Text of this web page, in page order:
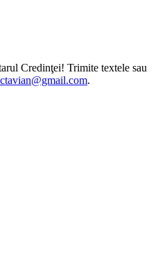
Credinţei! Trimite textele sau
.